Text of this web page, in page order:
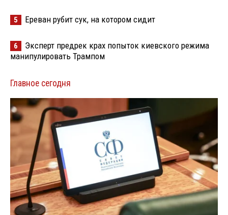
5 Ереван рубит сук, на котором сидит
6
Эксперт предрек крах попыток киевского режима
манипулировать Трампом
Главное сегодня